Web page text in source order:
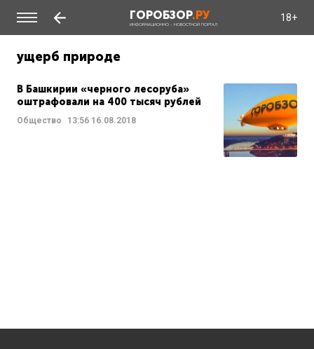
ГОРОБЗОР.РУ
ИНФОРМАЦИОННО - НОВОСТНОЙ ПОРТАЛ
18+
ущерб природе
В Башкирии «черного лесоруба»
оштрафовали на 400 тысяч рублей
Общество 13:56 16.08.2018